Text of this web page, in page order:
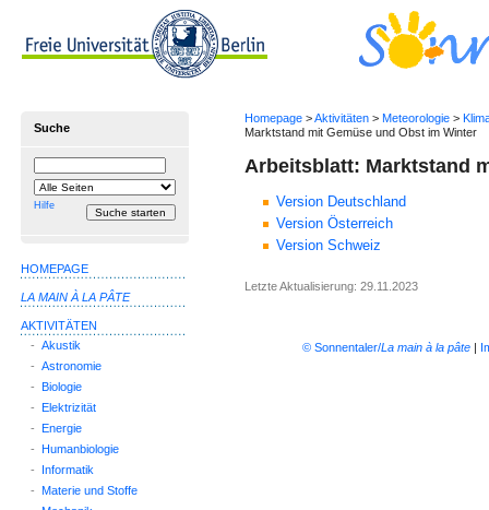
Homepage >Aktivitäten > Meteorologie >
Marktstand mit Gemüse und Obst im Winter
Arbeitsblatt: Marktstand
Version Deutschland
Version Österreich
Version Schweiz
Letzte Aktualisierung: 29.11.2023
© Sonnentaler/La main à la pâte|
Suche
einschränken
Hilfe
HOMEPAGE
LA MAIN À LA PÂTE
AKTIVITÄTEN
- Akustik
- Astronomie
- Biologie
- Elektrizität
- Energie
- Humanbiologie
-
Informatik
- Materie und Stoffe